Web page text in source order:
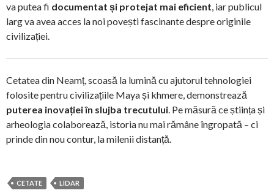
va putea fi documentat și protejat mai eficient, iar publicul
larg va avea acces la noi povești fascinante despre originile
civilizației.
Cetatea din Neamț, scoasă la lumină cu ajutorul tehnologiei
folosite pentru civilizațiile Maya și khmere, demonstrează
puterea inovației în slujba trecutului. Pe măsură ce știința și
arheologia colaborează, istoria nu mai rămâne îngropată – ci
prinde din nou contur, la milenii distanță.
CETATE LIDAR